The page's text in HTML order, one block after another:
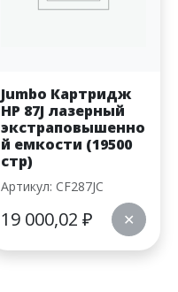
Jumbo Картридж
HP 87J лазерный
экстраповышенно
й емкости (19500
стр)
Артикул: CF287JC
19 000,02 ₽ ✕